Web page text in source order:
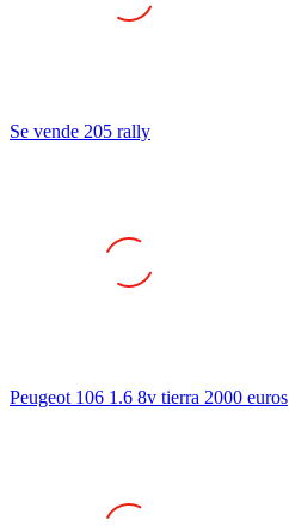
Se vende 205 rally
Peugeot 106 1.6 8v tierra 2000 euros